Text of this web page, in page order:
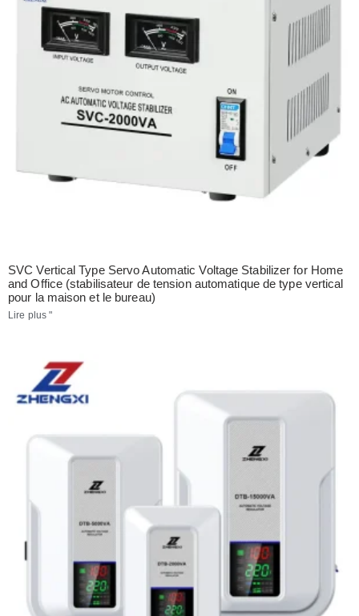
SVC Vertical Type Servo Automatic Voltage Stabilizer for Home
and Office (stabilisateur de tension automatique de type vertical
pour la maison et le bureau)
Lire plus "